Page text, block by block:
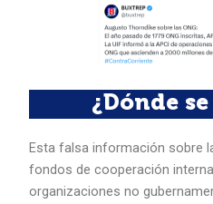
¿Dónde
Esta falsa información sobre
fondos de cooperación
organizaciones no